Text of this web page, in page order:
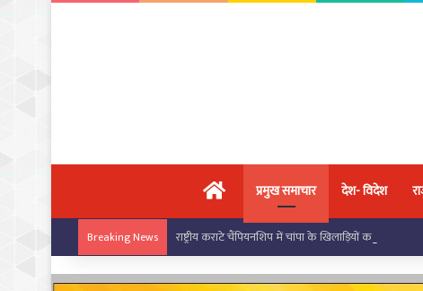
मुख्य पृष्ठप्रमुख समाचार देश- विदेश
Breaking News राष्ट्रीय कराटे चैंपियनशिप में चांपा के खिलाड़ियों का जलवा,